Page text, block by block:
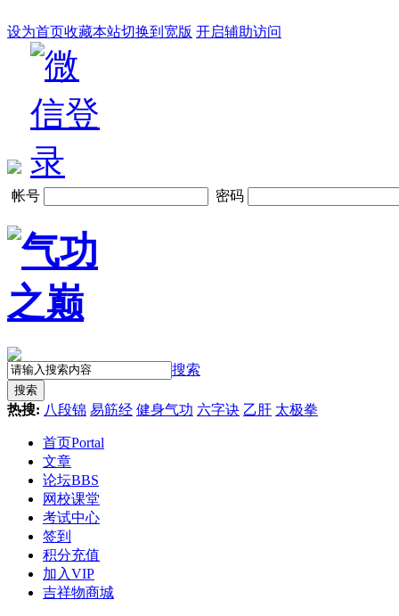
设为首页收藏本站切换到宽版 开启辅助访问
帐号 密码
搜索
搜索
热搜: 八段锦 易筋经 健身气功 六字诀 乙肝 太极拳
首页Portal
文章
论坛BBS
网校课堂
考试中心
签到
积分充值
加入VIP
吉祥物商城